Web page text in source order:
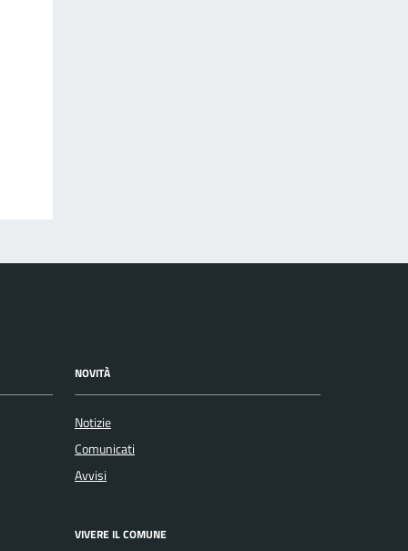
NOVITÀ
Notizie
Comunicati
Avvisi
VIVERE IL COMUNE